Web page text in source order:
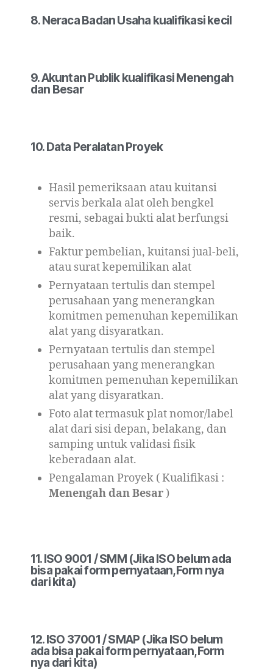
8. Neraca Badan Usaha kualifikasi kecil
9. Akuntan Publik kualifikasi Menengah
dan Besar
10. Data Peralatan Proyek
Hasil pemeriksaan atau kuitansi
servis berkala alat oleh bengkel
resmi, sebagai bukti alat berfungsi
baik.
Faktur pembelian, kuitansi jual-beli,
atau surat kepemilikan alat
Pernyataan tertulis dan stempel
perusahaan yang menerangkan
komitmen pemenuhan kepemilikan
alat yang disyaratkan.
Pernyataan tertulis dan stempel
perusahaan yang menerangkan
komitmen pemenuhan kepemilikan
alat yang disyaratkan.
Foto alat termasuk plat nomor/label
alat dari sisi depan, belakang, dan
samping untuk validasi fisik
keberadaan alat.
Pengalaman Proyek ( Kualifikasi :
Menengah dan Besar)
11. ISO 9001 / SMM (Jika ISO belum ada
bisa pakai form pernyataan,Form nya
dari kita)
12. ISO 37001 / SMAP (Jika ISO belum
ada bisa pakai form pernyataan,Form
nya dari kita)